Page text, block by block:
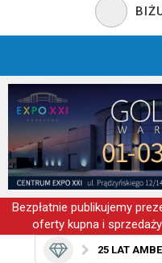
Bezpłatnie publikujemy
oferty kupna i
25 LAT